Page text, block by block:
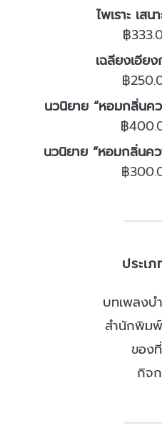
ไพเราะ เสน
฿
เฉลียงเอียง
฿
นวนิยาย “หอมกลิ่นค
฿
นวนิยาย “หอมกลิ่นค
฿
ประเ
บทเพลงบ
สำนักพิม
ของ
กิจ